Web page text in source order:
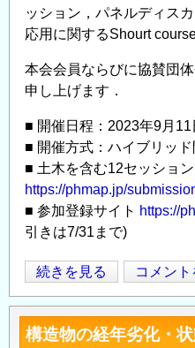
ッション，パネルディス
応用に関するShourt
本会会員ならびに協賛団
申し上げます．
■ 開催日程：2023年9月11
■ 開催方式：ハイブリッド
■ 土木を含む12セッショ
https://phmap.jp/
■ 参加登録サイト https://
引きは7/31まで)
PHMAP23
経
年
劣
続きを見る コメント
構造物の経年劣化・